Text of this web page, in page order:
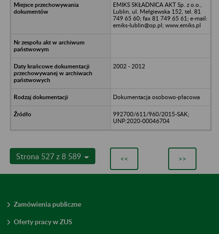
EMIKS SKŁADNICA AKT Sp. z o.o.,
Lublin, ul. Mełgiewska 152, tel. 81
749 65 60; fax 81 749 65 61; e-mail:
emiks-lublin@op.pl; www.emiks.pl
2002 - 2012
Dokumentacja osobowo-płacowa
992700/611/960/2015-SAK;
UNP:2020-00046704
Strona 527 z 8 589 << >>
Zamówienia publiczne
Oferty pracy w ZUS